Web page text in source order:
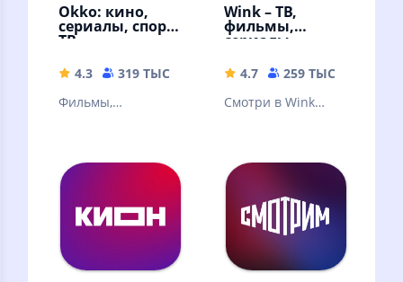
Okko: кино,
сериалы, спорт,
ТВ
4.3 319 ТЫС
49.9 MB
Фильмы,
мультфильмы и ТВ-
каналы онлайн в
Wink – ТВ,
фильмы,
сериалы
4.7 259 ТЫС
Смотри в Wink
мультфильмы и ТВ
каналы